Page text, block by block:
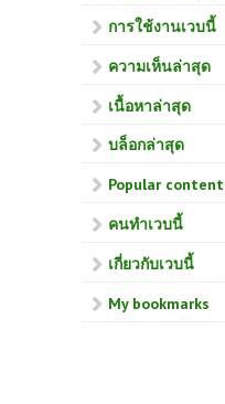
การใช้งานเวบนี้
ความเห็นล่าสุด
เนื้อหาล่าสุด
บล็อกล่าสุด
Popular content
คนทำเวบนี้
เกี่ยวกับเวบนี้
My bookmarks